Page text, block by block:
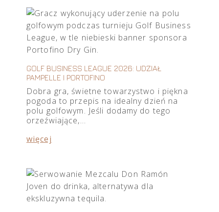
GOLF BUSINESS LEAGUE 2026: UDZIAŁ
PAMPELLE I PORTOFINO
Dobra gra, świetne towarzystwo i piękna
pogoda to przepis na idealny dzień na
polu golfowym. Jeśli dodamy do tego
orzeźwiające,…
więcej